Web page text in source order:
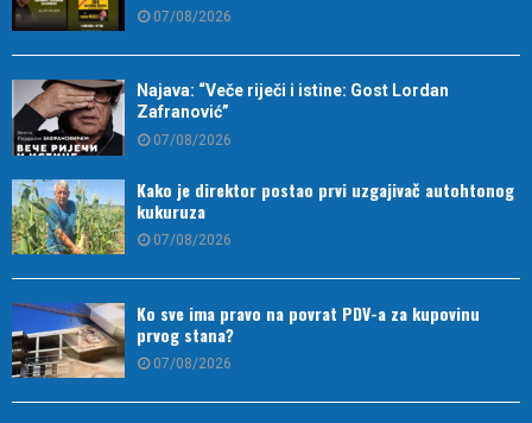
07/08/2026
Najava: “Veče riječi i istine: Gost Lordan
Zafranović”
07/08/2026
Kako je direktor postao prvi uzgajivač autohtonog
kukuruza
07/08/2026
Ko sve ima pravo na povrat PDV-a za kupovinu
prvog stana?
07/08/2026